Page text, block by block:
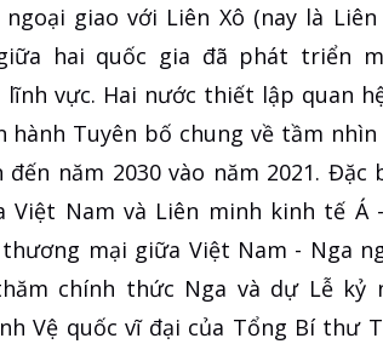
giao với Liên Xô (nay là
hai quốc gia đã phát triển
vực. Hai nước thiết lập quan
hành Tuyên bố chung về tầm
năm 2030 vào năm 2021.
Nam và Liên minh kinh tế Á -
mại giữa Việt Nam - Nga
chính thức Nga và dự Lễ kỷ
Vệ quốc vĩ đại của Tổng Bí thư